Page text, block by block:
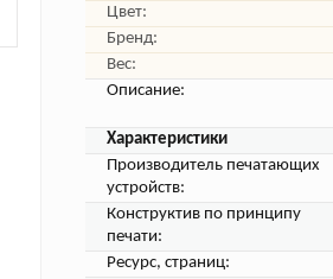
Цвет:
Бренд:
Вес:
Описание:
Характеристики
Производитель печатающих
устройств:
Конструктив по принципу
печати:
Ресурс, страниц: